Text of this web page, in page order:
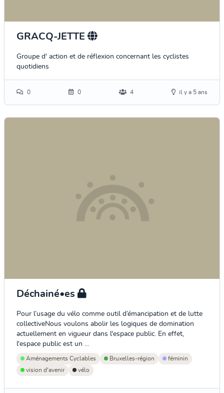
GRACQ-JETTE
Groupe d' action et de réflexion concernant les cyclistes
quotidiens
0 0 4 il y a 5 ans
Déchainé•es
Pour l’usage du vélo comme outil d’émancipation et de lutte
collectiveNous voulons abolir les logiques de domination
actuellement en vigueur dans l'espace public. En effet,
l'espace public est un ...
Aménagements Cyclables Bruxelles-région
féminin
vision d'avenir
vélo